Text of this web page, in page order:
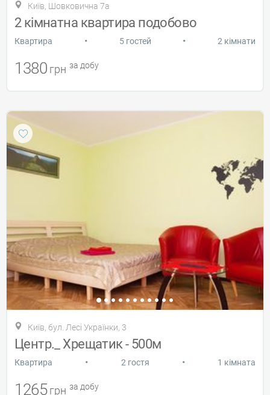
Київ, Шовковична 7а
2 кімнатна квартира подобово
Квартира • 5 гостей • 2 кімнати
1380 грн за добу
Київ, бул. Лесі Українки, 3
Центр._ Хрещатик - 500м
Квартира • 2 гостя • 1 кімната
1265 грн за добу